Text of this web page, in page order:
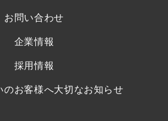
お問い合わせ
企業情報
採用情報
のお客様へ大切なお知らせ